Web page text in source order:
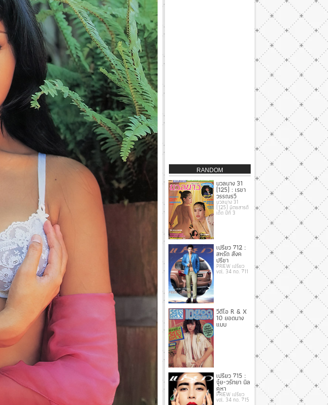
RANDOM
นวลนาง 31
(125) : เรขา
วรรณรวี
นวลนาง 31
(125) นิตยสารดี
เด็ด ปีที่ 3
เปรียว 712 :
สหรัถ สังค
ปรีชา
PRIEW เปรียว
vol. 34 no. 711
วีดีโอ R & X
10 ยอดนาง
แบบ
เปรียว 715 :
จุ๋ย-วรัทยา นิล
คูหา
PRIEW เปรียว
vol. 34 no. 715